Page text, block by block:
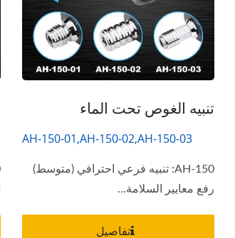
تنبيه الغوص تحت الماء
AH-150-01,AH-150-02,AH-150-03
AH-150: تنبيه فرعي احترافي (متوسط)
رفع معايير السلامة...
تفاصيل